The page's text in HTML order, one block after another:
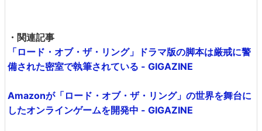
・関連記事
「ロード・オブ・ザ・リング」ドラマ版の脚本は厳戒に警
備された密室で執筆されている - GIGAZINE
Amazonが「ロード・オブ・ザ・リング」の世界を舞台に
したオンラインゲームを開発中 - GIGAZINE